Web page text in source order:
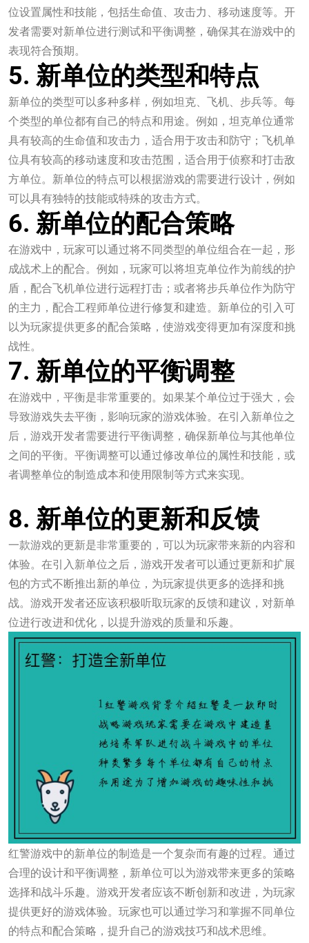
位设置属性和技能，包括生命值、攻击力、移动速度等。开
发者需要对新单位进行测试和平衡调整，确保其在游戏中的
表现符合预期。
5. 新单位的类型和特点
新单位的类型可以多种多样，例如坦克、飞机、步兵等。每
个类型的单位都有自己的特点和用途。例如，坦克单位通常
具有较高的生命值和攻击力，适合用于攻击和防守；飞机单
位具有较高的移动速度和攻击范围，适合用于侦察和打击敌
方单位。新单位的特点可以根据游戏的需要进行设计，例如
可以具有独特的技能或特殊的攻击方式。
6. 新单位的配合策略
在游戏中，玩家可以通过将不同类型的单位组合在一起，形
成战术上的配合。例如，玩家可以将坦克单位作为前线的护
盾，配合飞机单位进行远程打击；或者将步兵单位作为防守
的主力，配合工程师单位进行修复和建造。新单位的引入可
以为玩家提供更多的配合策略，使游戏变得更加有深度和挑
战性。
7. 新单位的平衡调整
在游戏中，平衡是非常重要的。如果某个单位过于强大，会
导致游戏失去平衡，影响玩家的游戏体验。在引入新单位之
后，游戏开发者需要进行平衡调整，确保新单位与其他单位
之间的平衡。平衡调整可以通过修改单位的属性和技能，或
者调整单位的制造成本和使用限制等方式来实现。
8. 新单位的更新和反馈
一款游戏的更新是非常重要的，可以为玩家带来新的内容和
体验。在引入新单位之后，游戏开发者可以通过更新和扩展
包的方式不断推出新的单位，为玩家提供更多的选择和挑
战。游戏开发者还应该积极听取玩家的反馈和建议，对新单
位进行改进和优化，以提升游戏的质量和乐趣。
红警游戏中的新单位的制造是一个复杂而有趣的过程。通过
合理的设计和平衡调整，新单位可以为游戏带来更多的策略
选择和战斗乐趣。游戏开发者应该不断创新和改进，为玩家
提供更好的游戏体验。玩家也可以通过学习和掌握不同单位
的特点和配合策略，提升自己的游戏技巧和战术思维。